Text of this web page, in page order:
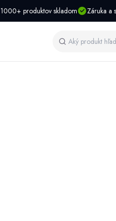
1000+ produktov skladom Záruka a